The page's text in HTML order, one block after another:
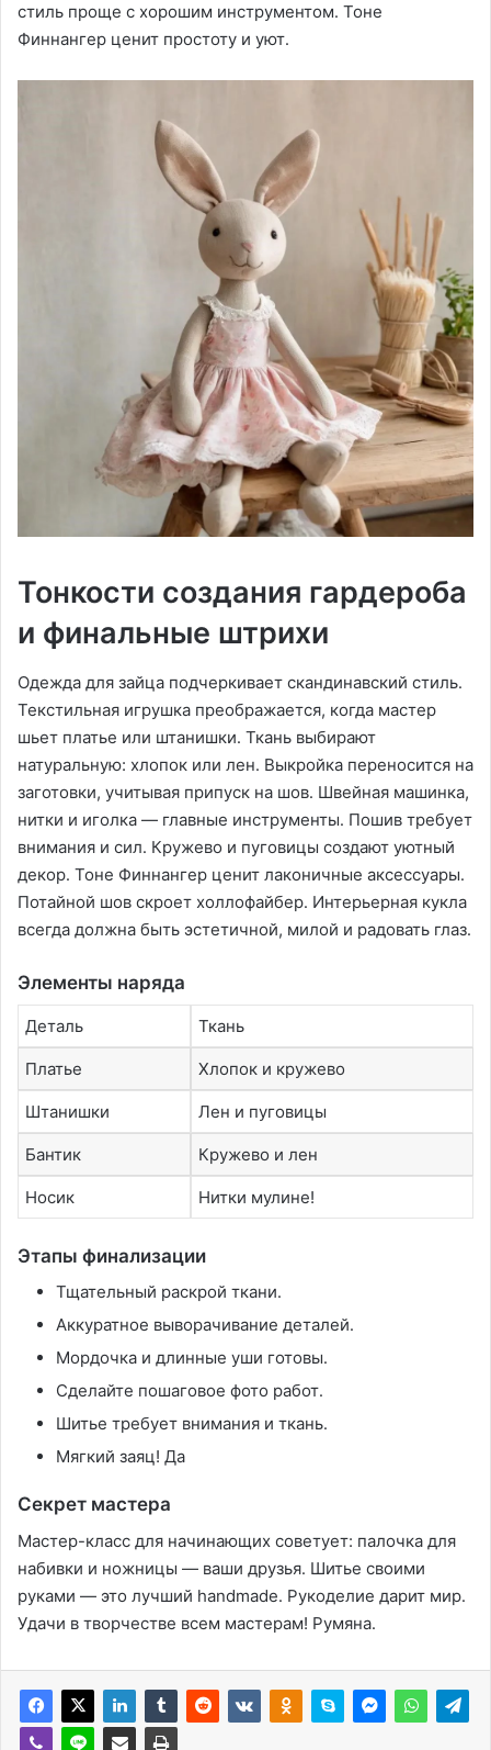
стиль проще с хорошим инструментом․ Тоне
Финнангер ценит простоту и уют․
Тонкости создания гардероба
и финальные штрихи
Одежда для зайца подчеркивает скандинавский стиль․
Текстильная игрушка преображается, когда мастер
шьет платье или штанишки․ Ткань выбирают
натуральную: хлопок или лен․ Выкройка переносится на
заготовки, учитывая припуск на шов․ Швейная машинка,
нитки и иголка — главные инструменты․ Пошив требует
внимания и сил․ Кружево и пуговицы создают уютный
декор․ Тоне Финнангер ценит лаконичные аксессуары․
Потайной шов скроет холлофайбер․ Интерьерная кукла
всегда должна быть эстетичной, милой и радовать глаз․
Элементы наряда
Деталь Ткань
Платье Хлопок и кружево
Штанишки Лен и пуговицы
Бантик Кружево и лен
Носик Нитки мулине!
Этапы финализации
Тщательный раскрой ткани․
Аккуратное выворачивание деталей․
Мордочка и длинные уши готовы․
Сделайте пошаговое фото работ․
Шитье требует внимания и ткань․
Мягкий заяц! Да
Секрет мастера
Мастер-класс для начинающих советует: палочка для
набивки и ножницы — ваши друзья․ Шитье своими
руками — это лучший handmade․ Рукоделие дарит мир․
Удачи в творчестве всем мастерам! Румяна․